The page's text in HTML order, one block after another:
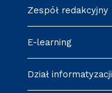
Zespół redakcyjny
E-learning
Dział informatyzacji